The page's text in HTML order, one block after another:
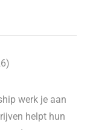
werk je aan
helpt hun